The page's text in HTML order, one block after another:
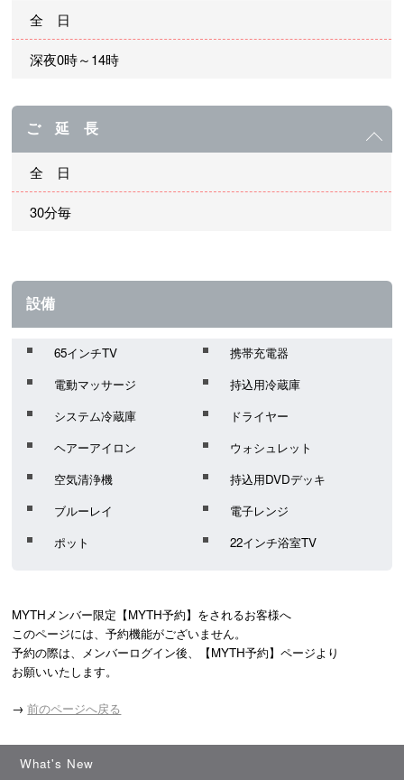
全 日
深夜0時～14時
ご 延 長
全 日
30分毎
設備
65インチTV
携帯充電器
電動マッサージ
持込用冷蔵庫
システム冷蔵庫
ドライヤー
ヘアーアイロン
ウォシュレット
空気清浄機
持込用DVDデッキ
ブルーレイ
電子レンジ
ポット
22インチ浴室TV
MYTHメンバー限定【MYTH予約】をされるお客様へ
このページには、予約機能がございません。
予約の際は、メンバーログイン後、【MYTH予約】ページより
お願いいたします。
→ 前のページへ戻る
What's New